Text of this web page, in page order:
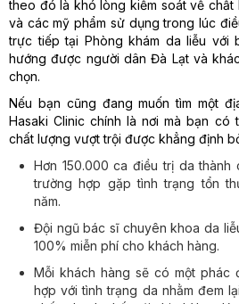
theo đó là khó lòng kiểm soát về chất
và các mỹ phẩm sử dụng trong lúc
trực tiếp tại Phòng khám da liễu với
hướng được người dân Đà Lạt và
chọn.
Nếu bạn cũng đang muốn tìm một
Hasaki Clinic chính là nơi mà bạn có
chất lượng vượt trội được khẳng định
Hơn 150.000 ca điều trị da
trường hợp gặp tình trạng tổn
năm.
Đội ngũ bác sĩ chuyên khoa da
100% miễn phí cho khách hàng.
Mỗi khách hàng sẽ có một phác
hợp với tình trạng da nhằm đem